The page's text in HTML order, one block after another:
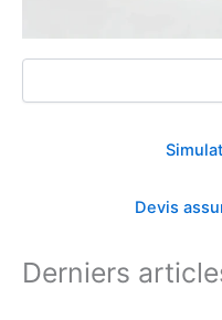
Rechercher
Devis
Derniers